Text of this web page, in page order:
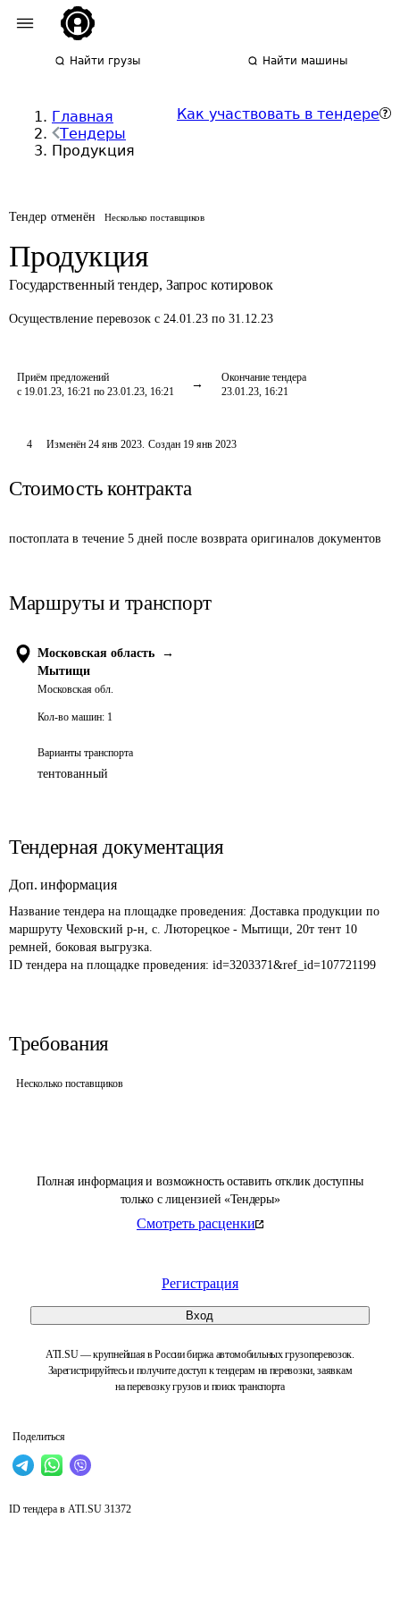
Найти грузы Найти машины
Главная
Тендеры
Продукция
Как участвовать в тендере
Тендер отменён Несколько поставщиков
Продукция
Государственный тендер, Запрос котировок
Осуществление перевозок с 24.01.23 по 31.12.23
Приём предложений
с 19.01.23, 16:21 по 23.01.23, 16:21
Окончание тендера
23.01.23, 16:21
Полная информация и возможность оставить отклик доступны
только с лицензией «Тендеры»
Смотреть расценки
Регистрация
Вход
ATI.SU — крупнейшая в России биржа автомобильных грузоперевозок.
Зарегистрируйтесь и получите доступ к тендерам на перевозки, заявкам
на перевозку грузов и поиск транспорта
Поделиться
4 Изменён 24 янв 2023. Создан 19 янв 2023
Стоимость контракта
постоплата в течение 5 дней после возврата оригиналов документов
Маршруты и транспорт
Московская область
→
Мытищи
Московская обл.
Кол-во машин: 1
Варианты транспорта
тентованный
Тендерная документация
Доп. информация
Название тендера на площадке проведения: Доставка продукции по
маршруту Чеховский р-н, с. Люторецкое - Мытищи, 20т тент 10
ремней, боковая выгрузка.
ID тендера на площадке проведения: id=3203371&ref_id=107721199
Требования
Несколько поставщиков
ID тендера в ATI.SU 31372